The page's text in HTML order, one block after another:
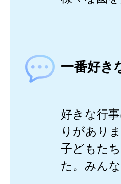
一番好き
好きな行
りがありま
子どもた
た。みん